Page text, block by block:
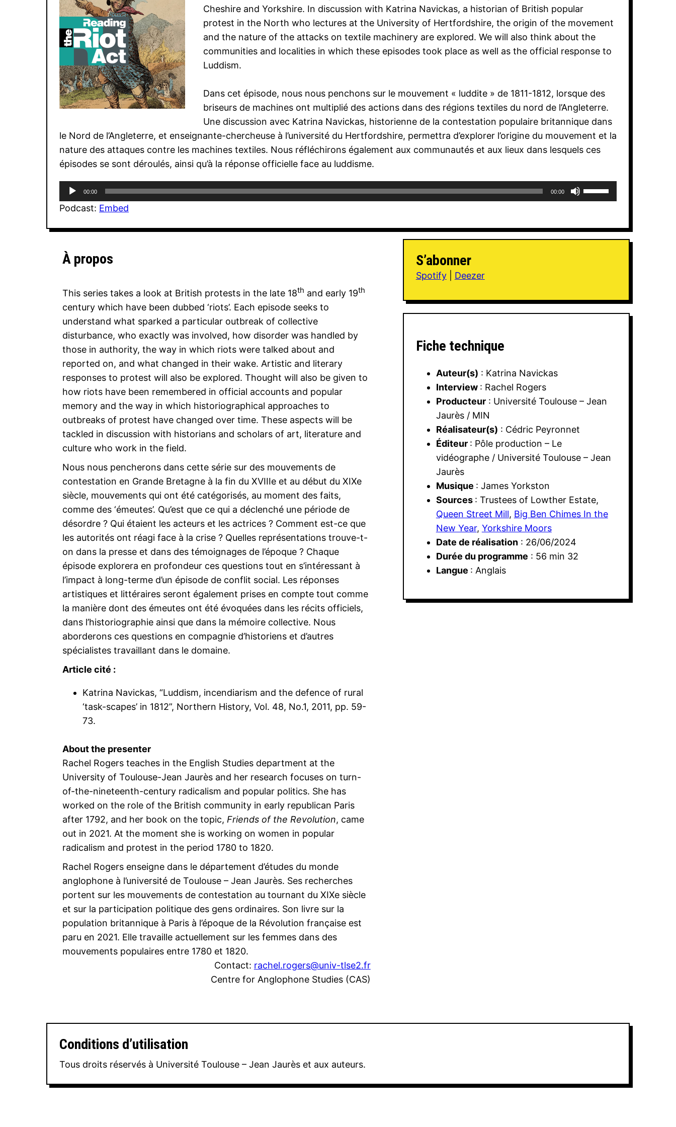
Cheshire and Yorkshire. In discussion with Katrina Navickas, a historian of British popular
protest in the North who lectures at the University of Hertfordshire, the origin of the movement
and the nature of the attacks on textile machinery are explored. We will also think about the
communities and localities in which these episodes took place as well as the official response to
Luddism.
Dans cet épisode, nous nous penchons sur le mouvement « luddite » de 1811-1812, lorsque des
briseurs de machines ont multiplié des actions dans des régions textiles du nord de l’Angleterre.
Une discussion avec Katrina Navickas, historienne de la contestation populaire britannique dans
le Nord de l’Angleterre, et enseignante-chercheuse à l’université du Hertfordshire, permettra d’explorer l’origine du mouvement et la
nature des attaques contre les machines textiles. Nous réfléchirons également aux communautés et aux lieux dans lesquels ces
épisodes se sont déroulés, ainsi qu’à la réponse officielle face au luddisme.
Lecteur
audio
00:00 00:00
Utilisez
les
haut/bas
le
volume.
Podcast: Embed
À propos
This series takes a look at British protests in the late 18th and early 19th
century which have been dubbed ‘riots’. Each episode seeks to
understand what sparked a particular outbreak of collective
disturbance, who exactly was involved, how disorder was handled by
those in authority, the way in which riots were talked about and
reported on, and what changed in their wake. Artistic and literary
responses to protest will also be explored. Thought will also be given to
how riots have been remembered in official accounts and popular
memory and the way in which historiographical approaches to
outbreaks of protest have changed over time. These aspects will be
tackled in discussion with historians and scholars of art, literature and
culture who work in the field.
Nous nous pencherons dans cette série sur des mouvements de
contestation en Grande Bretagne à la fin du XVIIIe et au début du XIXe
siècle, mouvements qui ont été catégorisés, au moment des faits,
comme des ‘émeutes’. Qu’est que ce qui a déclenché une période de
désordre ? Qui étaient les acteurs et les actrices ? Comment est-ce que
les autorités ont réagi face à la crise ? Quelles représentations trouve-t-
on dans la presse et dans des témoignages de l’époque ? Chaque
épisode explorera en profondeur ces questions tout en s’intéressant à
l’impact à long-terme d’un épisode de conflit social. Les réponses
artistiques et littéraires seront également prises en compte tout comme
la manière dont des émeutes ont été évoquées dans les récits officiels,
dans l’historiographie ainsi que dans la mémoire collective. Nous
aborderons ces questions en compagnie d’historiens et d’autres
spécialistes travaillant dans le domaine.
Article cité :
Katrina Navickas, “Luddism, incendiarism and the defence of rural
‘task-scapes’ in 1812”, Northern History, Vol. 48, No.1, 2011, pp. 59-
73.
About the presenter
Rachel Rogers teaches in the English Studies department at the
University of Toulouse-Jean Jaurès and her research focuses on turn-
of-the-nineteenth-century radicalism and popular politics. She has
worked on the role of the British community in early republican Paris
after 1792, and her book on the topic, Friends of the Revolution, came
out in 2021. At the moment she is working on women in popular
radicalism and protest in the period 1780 to 1820.
Rachel Rogers enseigne dans le département d’études du monde
anglophone à l’université de Toulouse – Jean Jaurès. Ses recherches
portent sur les mouvements de contestation au tournant du XIXe siècle
et sur la participation politique des gens ordinaires. Son livre sur la
population britannique à Paris à l’époque de la Révolution française est
paru en 2021. Elle travaille actuellement sur les femmes dans des
mouvements populaires entre 1780 et 1820.
Contact: rachel.rogers@univ-tlse2.fr
Centre for Anglophone Studies (CAS)
S’abonner
Spotify| Deezer
Fiche technique
Auteur(s) : Katrina Navickas
Interview : Rachel Rogers
Producteur: Université Toulouse – Jean
Jaurès / MIN
Réalisateur(s) : Cédric Peyronnet
Éditeur : Pôle production – Le
vidéographe / Université Toulouse – Jean
Jaurès
Musique : James Yorkston
Sources : Trustees of Lowther Estate,
Queen Street Mill, Big Ben Chimes In the
New Year, Yorkshire Moors
Date de réalisation: 26/06/2024
Durée du programme : 56 min 32
Langue : Anglais
Conditions d’utilisation
Tous droits réservés à Université Toulouse – Jean Jaurès et aux auteurs.